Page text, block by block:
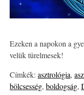
Ezeken a napokon a
velük türelmesek!
Címkék: asztrológia,
bölcsesség, boldogság,